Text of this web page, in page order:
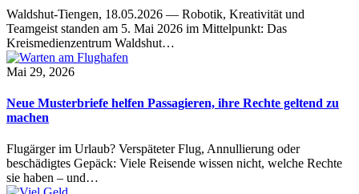
Waldshut-Tiengen, 18.05.2026 — Robotik, Kreativität und
Teamgeist standen am 5. Mai 2026 im Mittelpunkt: Das
Kreismedienzentrum Waldshut…
Mai 29, 2026
Neue Musterbriefe helfen Passagieren, ihre Rechte geltend zu
machen
Flugärger im Urlaub? Verspäteter Flug, Annullierung oder
beschädigtes Gepäck: Viele Reisende wissen nicht, welche Rechte
sie haben – und…